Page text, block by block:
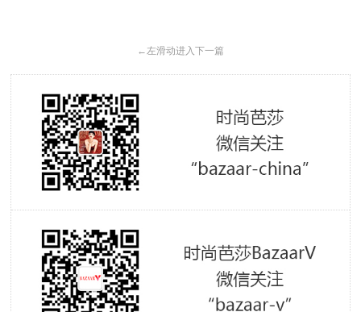
← 左滑动进入下一篇